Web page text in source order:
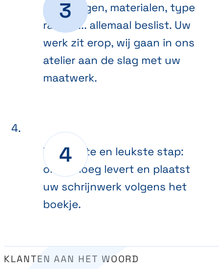
Afmetingen, materialen, type
ramen ... allemaal beslist. Uw
werk zit erop, wij gaan in ons
atelier aan de slag met uw
maatwerk.
De laatste en leukste stap:
onze ploeg levert en plaatst
uw schrijnwerk volgens het
boekje.
KLANTEN AAN HET WOORD